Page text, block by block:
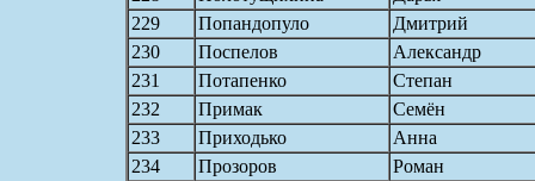
229
Попандопуло
Дмитрий
230
Поспелов
Александр
231
Потапенко
Степан
232
Примак
Семён
233
Приходько
Анна
234
Прозоров
Роман